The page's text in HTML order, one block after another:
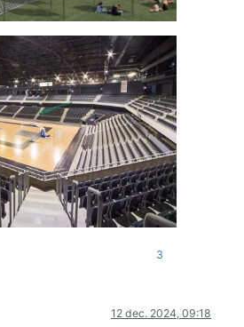
3
12 dec. 2024, 09:18